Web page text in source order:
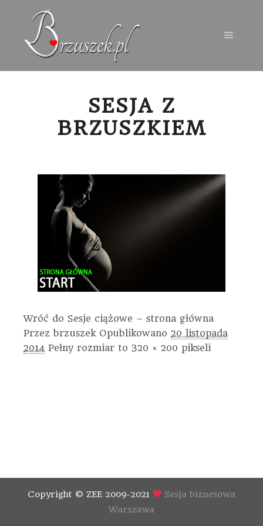
SESJA Z
BRZUSZKIEM
Wróć do Sesje ciążowe – strona główna
Przezbrzuszek Opublikowano 20 listopada
2014 Pełny rozmiar to 320 × 200 pikseli
Copyright © ZEE 2009-2021
Sesja biznesowa
Warszawa